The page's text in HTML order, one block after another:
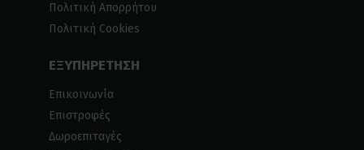
Πολιτική Απορρήτου
Πολιτική Cookies
ΕΞΥΠΗΡΕΤΗΣΗ
Επικοινωνία
Επιστροφές
Δωροεπιταγές